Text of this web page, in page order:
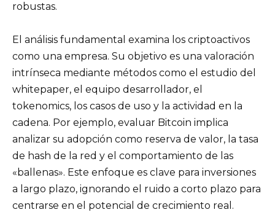
robustas.
El análisis fundamental examina los criptoactivos
como una empresa. Su objetivo es una valoración
intrínseca mediante métodos como el estudio del
whitepaper, el equipo desarrollador, el
tokenomics, los casos de uso y la actividad en la
cadena. Por ejemplo, evaluar Bitcoin implica
analizar su adopción como reserva de valor, la tasa
de hash de la red y el comportamiento de las
«ballenas». Este enfoque es clave para inversiones
a largo plazo, ignorando el ruido a corto plazo para
centrarse en el potencial de crecimiento real.